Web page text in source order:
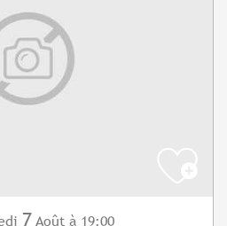
7 Août à 19:00